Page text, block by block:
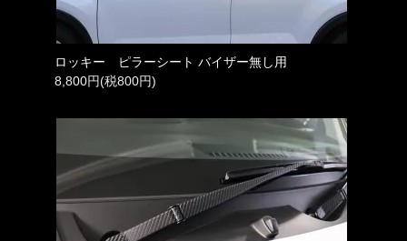
ロッキー ピラーシート バイザー無し用
8,800円(税800円)